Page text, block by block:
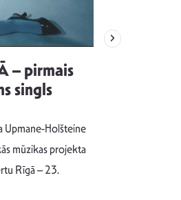
– pirmais
singls
Upmane-Holšteine
mūzikas projekta
Rīgā – 23.